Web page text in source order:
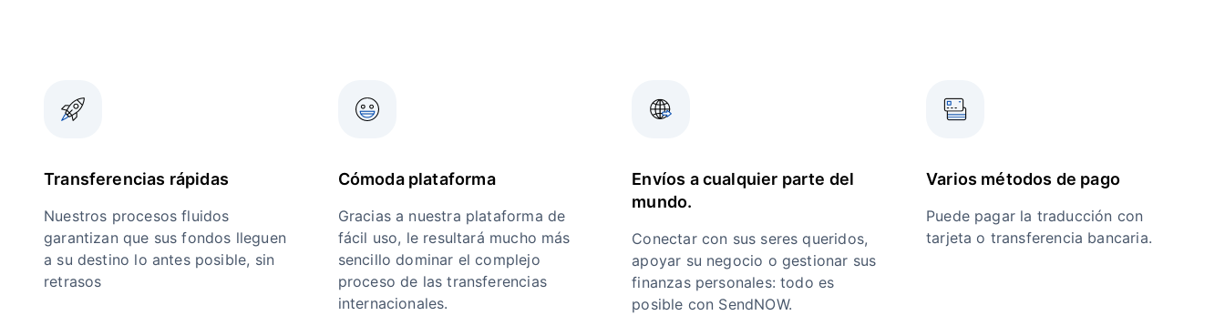
Transferencias rápidas
Nuestros procesos fluidos
garantizan que sus fondos lleguen
a su destino lo antes posible, sin
retrasos
Cómoda plataforma
Gracias a nuestra plataforma de
fácil uso, le resultará mucho más
sencillo dominar el complejo
proceso de las transferencias
internacionales.
Envíos a cualquier parte del
mundo.
Conectar con sus seres queridos,
apoyar su negocio o gestionar sus
finanzas personales: todo es
posible con SendNOW.
Varios métodos de pago
Puede pagar la traducción con
tarjeta o transferencia bancaria.